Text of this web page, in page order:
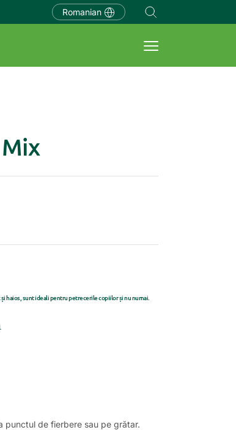
Romanian
haios, sunt ideali pentru petrecerile copiilor și nu numai.
punctul de fierbere sau pe grătar.